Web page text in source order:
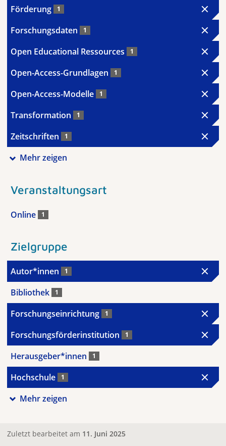
Förderung 1
Forschungsdaten 1
Open Educational Ressources 1
Open-Access-Grundlagen 1
Open-Access-Modelle 1
Transformation 1
Zeitschriften 1
Mehr zeigen
Veranstaltungsart
Online 1
Zielgruppe
Autor*innen 1
Bibliothek 1
Forschungseinrichtung 1
Forschungsförderinstitution 1
Herausgeber*innen 1
Hochschule 1
Mehr zeigen
Zuletzt bearbeitet am 11. Juni 2025